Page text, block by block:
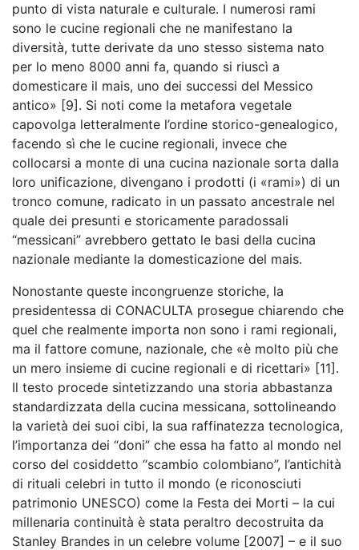
punto di vista naturale e culturale. I numerosi rami
sono le cucine regionali che ne manifestano la
diversità, tutte derivate da uno stesso sistema nato
per lo meno 8000 anni fa, quando si riuscì a
domesticare il mais, uno dei successi del Messico
antico» [9]. Si noti come la metafora vegetale
capovolga letteralmente l’ordine storico-genealogico,
facendo sì che le cucine regionali, invece che
collocarsi a monte di una cucina nazionale sorta dalla
loro unificazione, divengano i prodotti (i «rami») di un
tronco comune, radicato in un passato ancestrale nel
quale dei presunti e storicamente paradossali
“messicani” avrebbero gettato le basi della cucina
nazionale mediante la domesticazione del mais.
Nonostante queste incongruenze storiche, la
presidentessa di CONACULTA prosegue chiarendo che
quel che realmente importa non sono i rami regionali,
ma il fattore comune, nazionale, che «è molto più che
un mero insieme di cucine regionali e di ricettari» [11].
Il testo procede sintetizzando una storia abbastanza
standardizzata della cucina messicana, sottolineando
la varietà dei suoi cibi, la sua raffinatezza tecnologica,
l’importanza dei “doni” che essa ha fatto al mondo nel
corso del cosiddetto “scambio colombiano”, l’antichità
di rituali celebri in tutto il mondo (e riconosciuti
patrimonio UNESCO) come la Festa dei Morti – la cui
millenaria continuità è stata peraltro decostruita da
Stanley Brandes in un celebre volume [2007] – e il suo